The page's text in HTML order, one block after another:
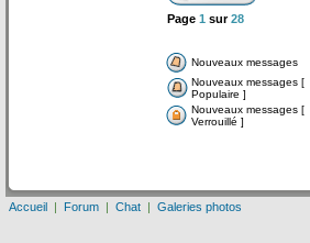
Page 1 sur28
Nouveaux messages
Nouveaux messages [
Populaire ]
Nouveaux messages [
Verrouillé ]
Accueil | Forum | Chat | Galeries photos